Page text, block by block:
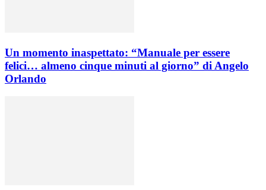
Un momento inaspettato: “Manuale per essere
felici… almeno cinque minuti al giorno” di Angelo
Orlando